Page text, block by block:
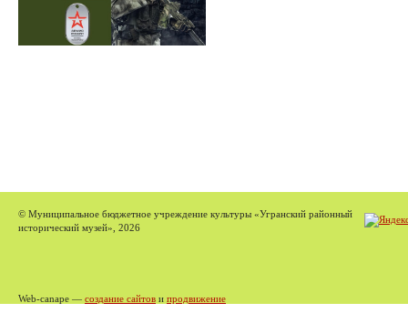
© Муниципальное бюджетное учреждение культуры «Угранский районный
исторический музей», 2026
Web-canape — создание сайтов и продвижение